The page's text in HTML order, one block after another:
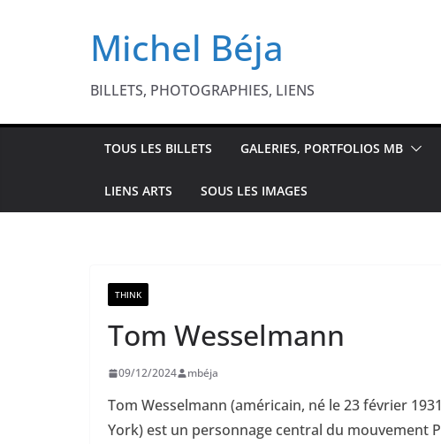
Michel Béja
BILLETS, PHOTOGRAPHIES, LIENS
TOUS LES BILLETS GALERIES, PORTFOLIOS MB
LIENS ARTS SOUS LES IMAGES
THINK
Tom Wesselmann
09/12/2024 mbéja
Tom Wesselmann (américain, né le 23 février
York) est un personnage central du mouvement